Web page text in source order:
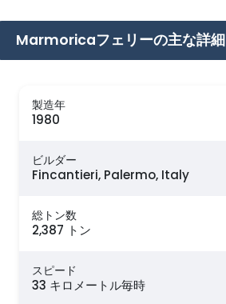
Marmoricaフェリーの主な詳細
製造年
1980
ビルダー
Fincantieri, Palermo, Italy
総トン数
2,387 トン
スピード
33 キロメートル毎時